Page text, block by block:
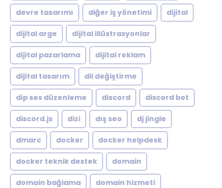
devre tasarımı diğer iş yönetimi dijital
dijital arge dijital illüstrasyonlar
dijital pazarlama dijital reklam
dijital tasarım dil değiştirme
dip ses düzenleme discord discord bot
discord.js dizi dış seo dj jingle
dmarc docker docker helpdesk
docker teknik destek domain
domain bağlama domain hizmeti